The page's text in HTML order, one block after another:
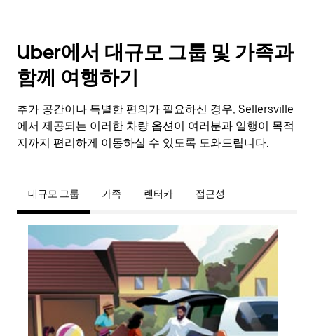
Uber에서 대규모 그룹 및 가족과
함께 여행하기
추가 공간이나 특별한 편의가 필요하신 경우, Sellersville
에서 제공되는 이러한 차량 옵션이 여러분과 일행이 목적
지까지 편리하게 이동하실 수 있도록 도와드립니다.
대규모 그룹 가족 렌터카 접근성